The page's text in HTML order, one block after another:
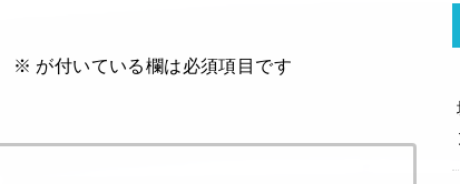
※ が付いている欄は必須項目です